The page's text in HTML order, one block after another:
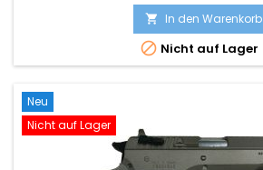
 In den Warenkorb
 Nicht auf Lager
Neu
Nicht auf Lager